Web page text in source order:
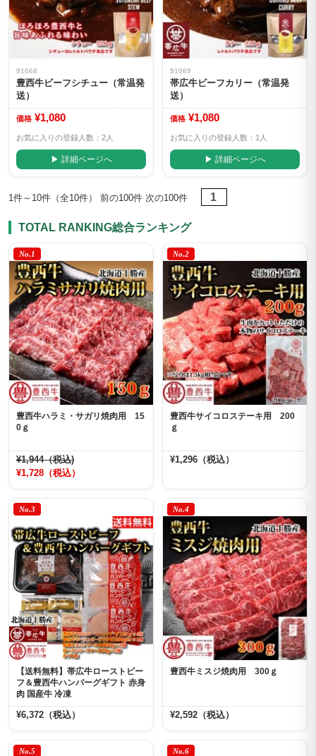
91068
豊西牛ビーフシチュー（常温発
送）
価格 ¥1,080
お気に入りの登録人数：2人
▶ 詳細ページへ
91069
帯広牛ビーフカリー（常温発
送）
価格 ¥1,080
お気に入りの登録人数：1人
▶ 詳細ページへ
1件～10件（全10件） 前の100件 次の100件 1
TOTAL RANKING総合ランキング
No.1
豊西牛ハラミ・サガリ焼肉用 15
0ｇ
¥1,944（税込)
¥1,728（税込）
No.2
豊西牛サイコロステーキ用 200
ｇ
¥1,296（税込）
No.3
【送料無料】帯広牛ローストビー
フ＆豊西牛ハンバーグギフト 赤身
肉 国産牛 冷凍
¥6,372（税込）
No.4
豊西牛ミスジ焼肉用 300ｇ
¥2,592（税込）
No.5 No.6